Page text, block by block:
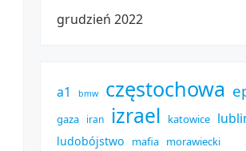
grudzień 2022
a1 bmw częstochowa
gaza iran izrael katowice
ludobójstwo mafia morawiecki